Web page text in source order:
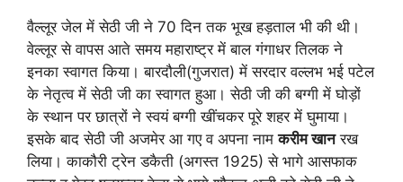
वैल्लूर जेल में सेठी जी ने 70 दिन तक भूख हड़ताल भी की थी।
वेल्लूर से वापस आते समय महाराष्ट्र में बाल गंगाधर तिलक ने
इनका स्वागत किया। बारदौली(गुजरात) में सरदार वल्लभ भई पटेल
के नेतृत्व में सेठी जी का स्वागत हुआ। सेठी जी की बग्गी में घोड़ों
के स्थान पर छात्रों ने स्वयं बग्गी खींचकर पूरे शहर में घुमाया।
इसके बाद सेठी जी अजमेर आ गए व अपना नामकरीम खानरख
लिया। काकौरी ट्रेन डकैती (अगस्त 1925) से भागे आसफाक